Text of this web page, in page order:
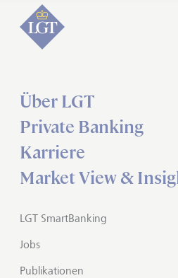
Über LGT
Private Banking
Karriere
Market View &
LGT SmartBanking
Jobs
Publikationen